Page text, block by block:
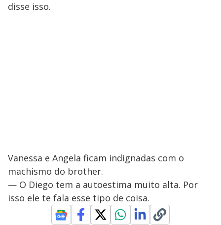
disse isso.
Vanessa e Angela ficam indignadas com o
machismo do brother.
— O Diego tem a autoestima muito alta. Por
isso ele te fala esse tipo de coisa.